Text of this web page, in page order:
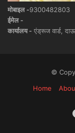
मोबाइल -9300482803
ईमेल -
कार्यालय - एंड्रूज वार्ड,
©
Home